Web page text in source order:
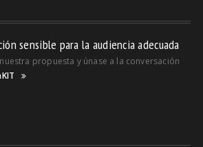
sensible para la audiencia adecuada
propuesta y únase a la conversación